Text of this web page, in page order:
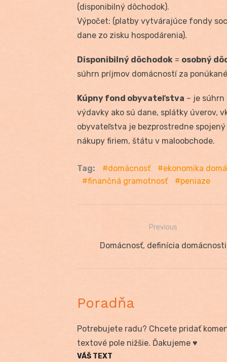
(disponibilný dôchodok).
Výpočet: (platby vytvárajúce fondy
dane zo zisku hospodárenia).
Disponibilný dôchodok = osobný
súhrn príjmov domácností za
Kúpny fond obyvateľstva – je
výdavky ako sú dane, splátky úverov,
obyvateľstva je bezprostredne
nákupy firiem, štátu v maloobchode.
Tag: domácnosť
ekonomika
finančná gramotnosť
peniaze
Navigácia
článku
Previous
Previous
Domácnosť, definícia domácnosti
Poradňa
Potrebujete radu? Chcete pridať
textové pole nižšie. Ďakujeme ♥
VÁŠ TEXT